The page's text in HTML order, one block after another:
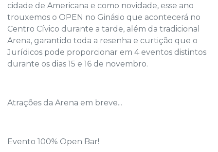
cidade de Americana e como novidade, esse ano
trouxemos o OPEN no Ginásio que acontecerá no
Centro Cívico durante a tarde, além da tradicional
Arena, garantido toda a resenha e curtição que o
Jurídicos pode proporcionar em 4 eventos distintos
durante os dias 15 e 16 de novembro.
Atrações da Arena em breve...
Evento 100% Open Bar!